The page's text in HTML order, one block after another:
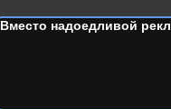
Вместо надоедливой